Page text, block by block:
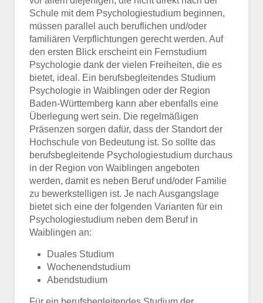
Schule mit dem Psychologiestudium beginnen,
müssen parallel auch beruflichen und/oder
familiären Verpflichtungen gerecht werden. Auf
den ersten Blick erscheint ein Fernstudium
Psychologie dank der vielen Freiheiten, die es
bietet, ideal. Ein berufsbegleitendes Studium
Psychologie in Waiblingen oder der Region
Baden-Württemberg kann aber ebenfalls eine
Überlegung wert sein. Die regelmäßigen
Präsenzen sorgen dafür, dass der Standort der
Hochschule von Bedeutung ist. So sollte das
berufsbegleitende Psychologiestudium durchaus
in der Region von Waiblingen angeboten
werden, damit es neben Beruf und/oder Familie
zu bewerkstelligen ist. Je nach Ausgangslage
bietet sich eine der folgenden Varianten für ein
Psychologiestudium neben dem Beruf in
Waiblingen an:
Duales Studium
Wochenendstudium
Abendstudium